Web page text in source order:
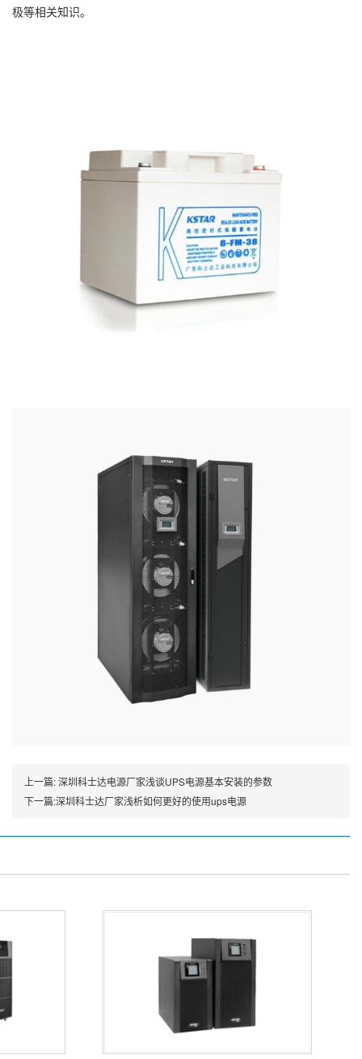
极等相关知识。
上一篇:深圳科士达电源厂家浅谈UPS电源基本安装的参数
下一篇:深圳科士达厂家浅析如何更好的使用ups电源